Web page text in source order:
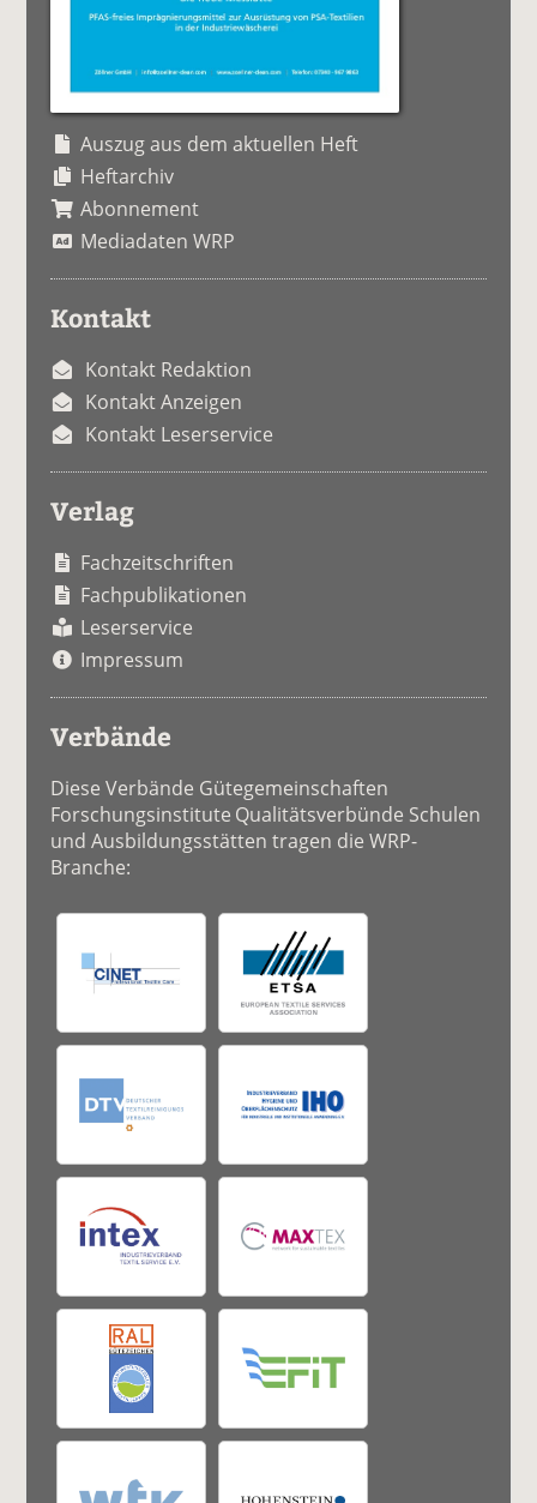
Auszug aus dem aktuellen Heft
Heftarchiv
Abonnement
Mediadaten WRP
Kontakt
Kontakt Redaktion
Kontakt Anzeigen
Kontakt Leserservice
Verlag
Fachzeitschriften
Fachpublikationen
Leserservice
Impressum
Verbände
Diese Verbände Gütegemeinschaften
Forschungsinstitute Qualitätsverbünde Schulen
und Ausbildungsstätten tragen die WRP-
Branche: